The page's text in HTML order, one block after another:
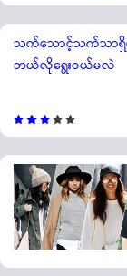
သက်သောင့်သက်သာ
ဘယ်လိုရွေးဝယ်မလဲ